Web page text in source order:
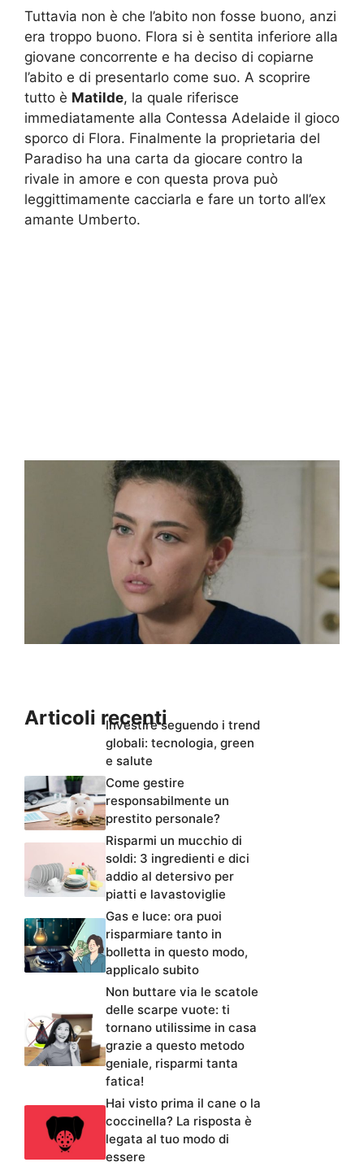
Tuttavia non è che l’abito non fosse buono, anzi
era troppo buono. Flora si è sentita inferiore alla
giovane concorrente e ha deciso di copiarne
l’abito e di presentarlo come suo. A scoprire
tutto è Matilde, la quale riferisce
immediatamente alla Contessa Adelaide il gioco
sporco di Flora. Finalmente la proprietaria del
Paradiso ha una carta da giocare contro la
rivale in amore e con questa prova può
leggittimamente cacciarla e fare un torto all’ex
amante Umberto.
Articoli recentiInvestire seguendo i trend
globali: tecnologia, green
e salute
Come gestire
responsabilmente un
prestito personale?
Risparmi un mucchio di
soldi: 3 ingredienti e dici
addio al detersivo per
piatti e lavastoviglie
Gas e luce: ora puoi
risparmiare tanto in
bolletta in questo modo,
applicalo subito
Non buttare via le scatole
delle scarpe vuote: ti
tornano utilissime in casa
grazie a questo metodo
geniale, risparmi tanta
fatica!
Hai visto prima il cane o la
coccinella? La risposta è
legata al tuo modo di
essere